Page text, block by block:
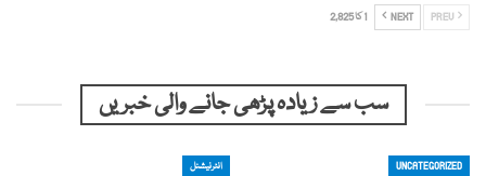
NEXT 1 کا 2,825
سب سے زیادہ پڑھی جانے والی خبریں
UNCATEGORIZED انٹرنیشنل